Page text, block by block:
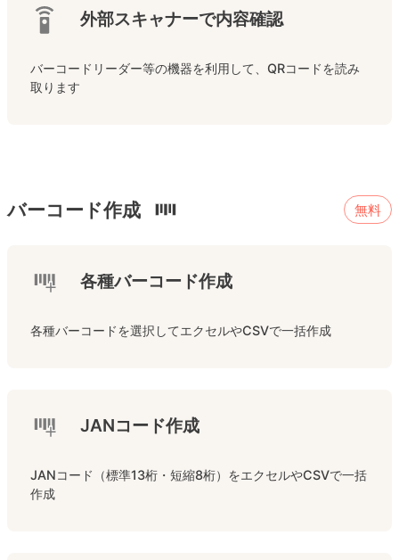
外部スキャナーで内容確認
バーコードリーダー等の機器を利用して、QRコードを読み
取ります
バーコード作成 無料
各種バーコード作成
各種バーコードを選択してエクセルやCSVで一括作成
JANコード作成
JANコード（標準13桁・短縮8桁）をエクセルやCSVで一括
作成